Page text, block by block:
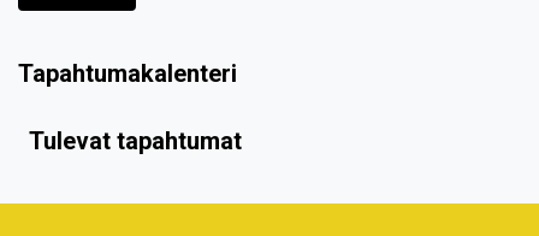
Tapahtumakalenteri
Tulevat tapahtumat